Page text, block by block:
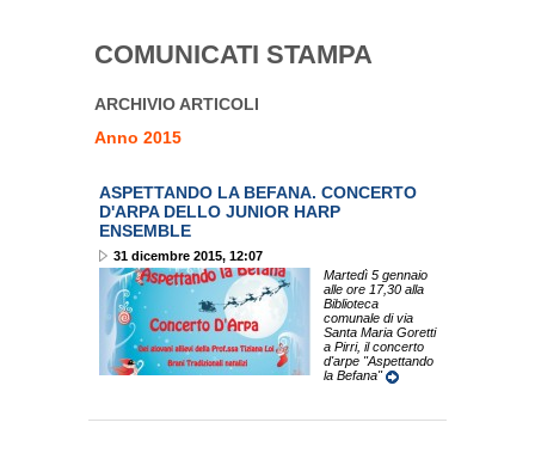
COMUNICATI STAMPA
ARCHIVIO ARTICOLI
Anno 2015
ASPETTANDO LA BEFANA. CONCERTO
D'ARPA DELLO JUNIOR HARP
ENSEMBLE
31 dicembre 2015, 12:07
Martedì 5 gennaio
alle ore 17,30 alla
Biblioteca
comunale di via
Santa Maria Goretti
a Pirri, il concerto
d'arpe "Aspettando
la Befana"
il
filmato